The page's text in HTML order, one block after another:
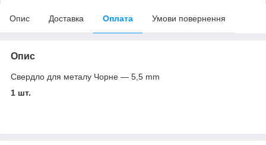
Опис Доставка Оплата Умови повернення
Опис
Свердло для металу Чорне — 5,5 mm
1 шт.